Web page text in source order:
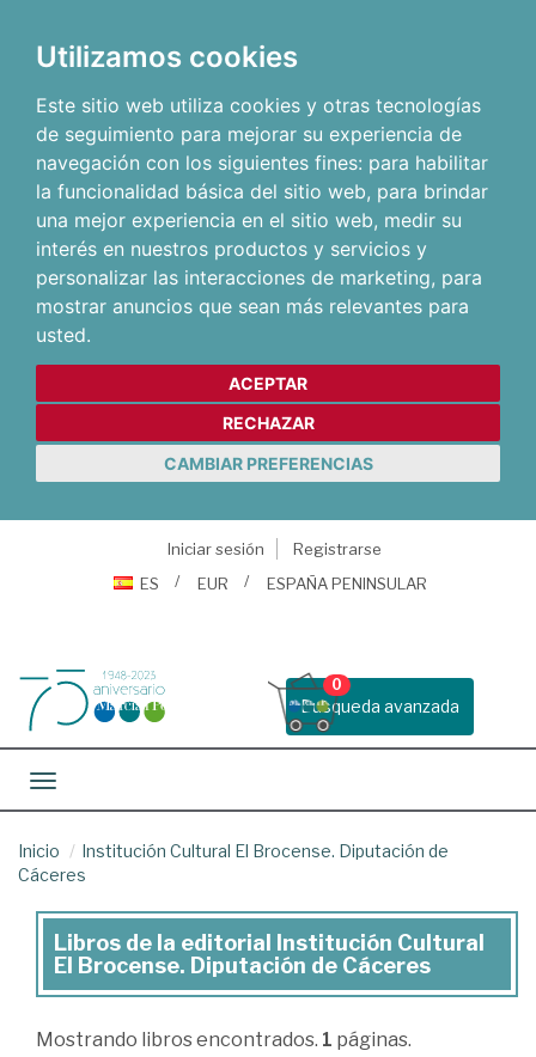
Utilizamos cookies
Este sitio web utiliza cookies y otras tecnologías
de seguimiento para mejorar su experiencia de
navegación con los siguientes fines: para habilitar
la funcionalidad básica del sitio web, para brindar
una mejor experiencia en el sitio web, medir su
interés en nuestros productos y servicios y
personalizar las interacciones de marketing, para
mostrar anuncios que sean más relevantes para
usted.
ACEPTAR
RECHAZAR
CAMBIAR PREFERENCIAS
Iniciar sesión
Registrarse
ES
EUR ESPAÑA PENINSULAR
Busqueda avanzada
0
Toggle navigation
Inicio
Institución Cultural El Brocense. Diputación de
Cáceres
Libros
de
la
Libros de la editorial Institución Cultural
El Brocense. Diputación de Cáceres
Mostrando libros encontrados. 1 páginas.